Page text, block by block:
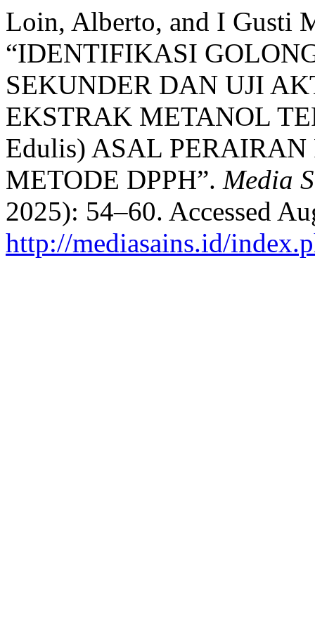
Loin, Alberto, and I Gusti
“IDENTIFIKASI
SEKUNDER DAN UJI
EKSTRAK METANOL
Edulis) ASAL
METODE DPPH”. Media
2025): 54–60. Accessed
http://mediasains.id/